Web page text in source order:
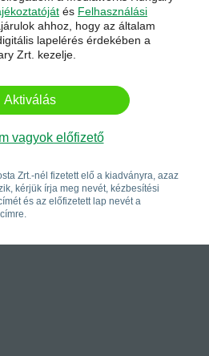
és Felhasználási
ahhoz, hogy az általam
lapelérés érdekében a
Zrt. kezelje.
Aktiválás
vagyok előfizető
Zrt.-nél fizetett elő a kiadványra, azaz
kérjük írja meg nevét, kézbesítési
és az előfizetett lap nevét a
címre.
- szon.hu